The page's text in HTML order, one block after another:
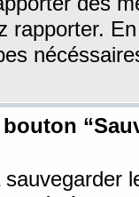
rapporter.
bouton